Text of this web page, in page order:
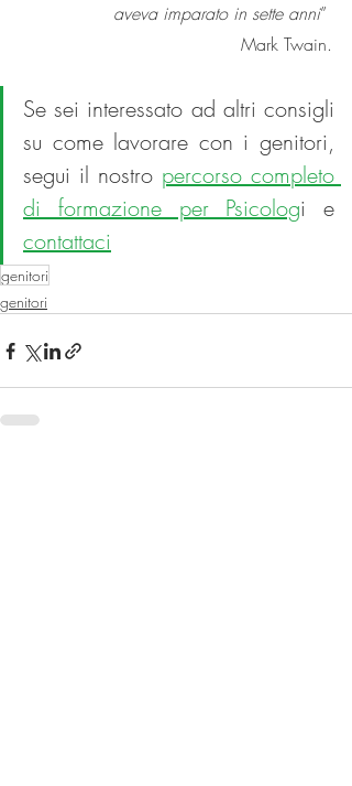
aveva imparato in sette anni”
Mark Twain.
Se sei interessato ad altri consigli
su come lavorare con i genitori,
segui il nostro percorso completo
di formazione per Psicolog
contattaci
genitori
genitori